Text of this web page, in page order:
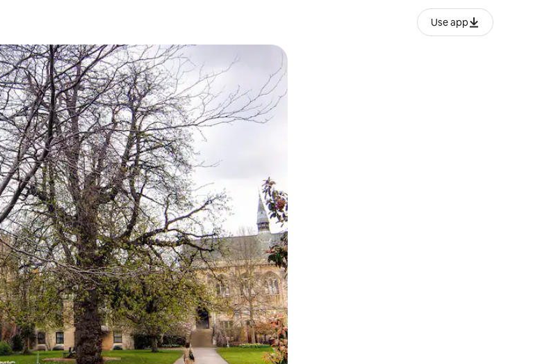
Use app
კლავიშები ზემოთ/ქვემოთ მიმართული ისრებით ან შეხებისა თუ თითის გასმის ჟესტები.